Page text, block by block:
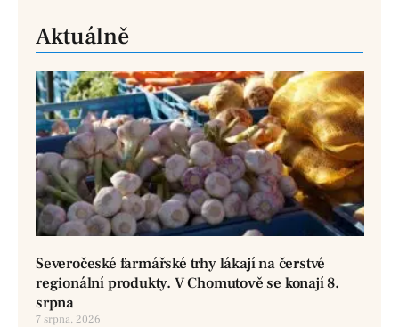
Aktuálně
Severočeské farmářské trhy lákají na čerstvé
regionální produkty. V Chomutově se konají 8.
srpna
7 srpna, 2026